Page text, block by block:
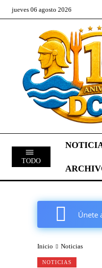
jueves 06 agosto 2026
TODO
Únete
Inicio Noticias
NOTICIAS